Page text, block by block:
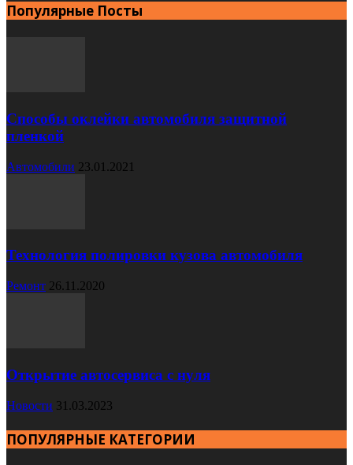
Популярные Посты
Способы оклейки автомобиля защитной
пленкой
Автомобили 23.01.2021
Технология полировки кузова автомобиля
Ремонт 26.11.2020
Открытие автосервиса с нуля
Новости 31.03.2023
ПОПУЛЯРНЫЕ КАТЕГОРИИ